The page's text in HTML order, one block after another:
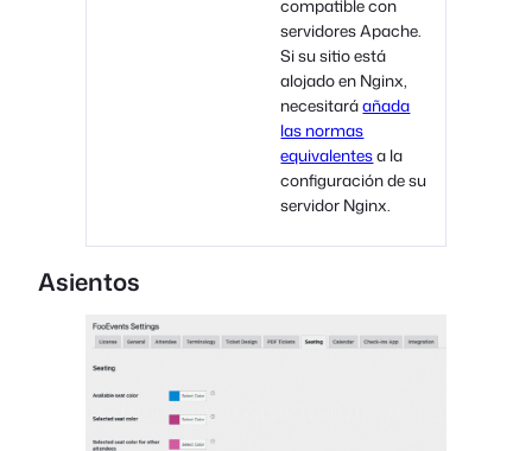
compatible con
servidores Apache.
Si su sitio está
alojado en Nginx,
necesitaráañada
las normas
equivalentesa la
configuración de su
servidor Nginx.
Asientos